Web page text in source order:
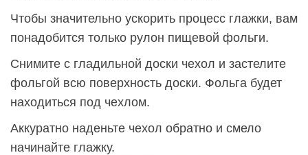
Чтобы значительно ускорить процесс глажки, вам
понадобится только рулон пищевой фольги.
Снимите с гладильной доски чехол и застелите
фольгой всю поверхность доски. Фольга будет
находиться под чехлом.
Аккуратно наденьте чехол обратно и смело
начинайте глажку.